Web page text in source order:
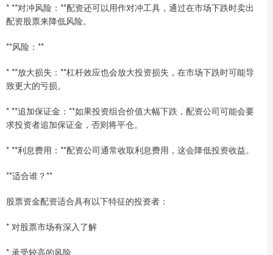
* **对冲风险：**配资还可以用作对冲工具，通过在市场下跌时卖出
配资股票来降低风险。
**风险：**
* **放大损失：**杠杆效应也会放大投资损失，在市场下跌时可能导
致更大的亏损。
* **追加保证金：**如果投资组合价值大幅下跌，配资公司可能会要
求投资者追加保证金，否则将平仓。
* **利息费用：**配资公司通常收取利息费用，这会降低投资收益。
**适合谁？**
股票资金配资适合具有以下特征的投资者：
* 对股票市场有深入了解
* 承受较高的风险